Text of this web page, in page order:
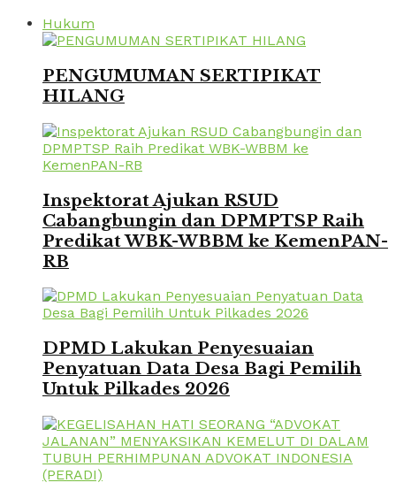
Hukum
PENGUMUMAN SERTIPIKAT
HILANG
Inspektorat Ajukan RSUD
Cabangbungin dan DPMPTSP Raih
Predikat WBK-WBBM ke KemenPAN-
RB
DPMD Lakukan Penyesuaian
Penyatuan Data Desa Bagi Pemilih
Untuk Pilkades 2026